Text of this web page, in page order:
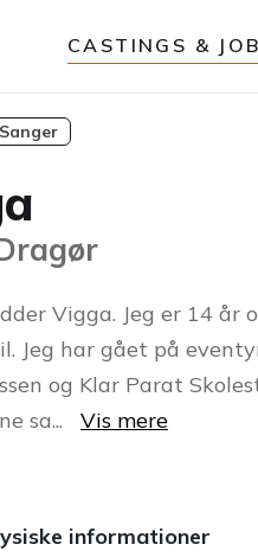
CASTINGS &
Sanger
Vigga. Jeg er 14
Jeg har gået på
og Klar Parat
sa... Vis mere
informationer